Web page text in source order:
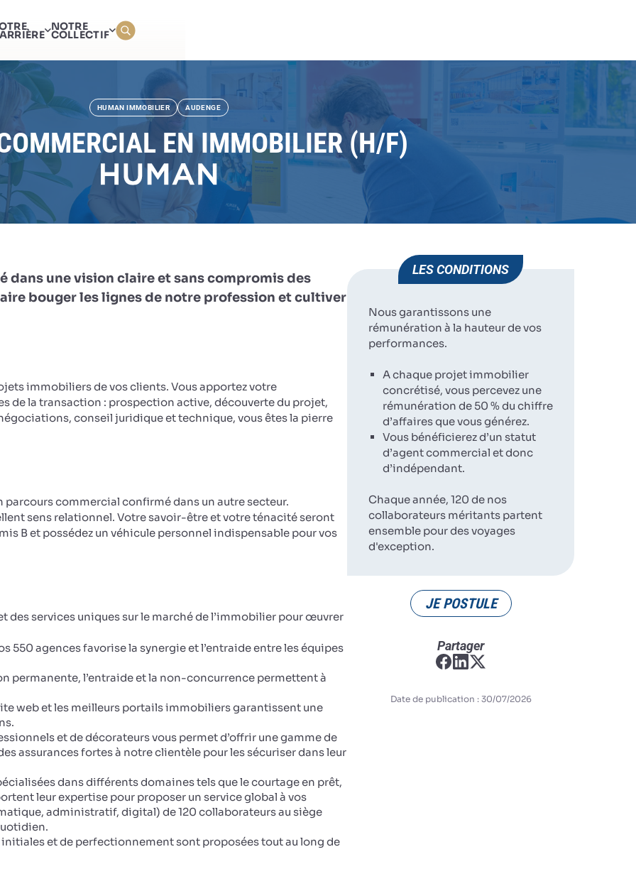
NOTRE
COLLECTIF
HUMAN IMMOBILIER AUDENGE
EN IMMOBILIER (H/F)
dans une vision claire et sans compromis des
bouger les lignes de notre profession et cultiver
immobiliers de vos clients. Vous apportez votre
de la transaction : prospection active, découverte du projet,
conseil juridique et technique, vous êtes la pierre
parcours commercial confirmé dans un autre secteur.
sens relationnel. Votre savoir-être et votre ténacité seront
B et possédez un véhicule personnel indispensable pour vos
des services uniques sur le marché de l’immobilier pour œuvrer
550 agences favorise la synergie et l’entraide entre les équipes
permanente, l’entraide et la non-concurrence permettent à
web et les meilleurs portails immobiliers garantissent une
et de décorateurs vous permet d’offrir une gamme de
assurances fortes à notre clientèle pour les sécuriser dans leur
dans différents domaines tels que le courtage en prêt,
leur expertise pour proposer un service global à vos
administratif, digital) de 120 collaborateurs au siège
et de perfectionnement sont proposées tout au long de
LES CONDITIONS
Nous garantissons une
rémunération à la hauteur de vos
performances.
A chaque projet immobilier
concrétisé, vous percevez une
rémunération de 50 % du chiffre
d’affaires que vous générez.
Vous bénéficierez d’un statut
d’agent commercial et donc
d’indépendant.
Chaque année, 120 de nos
collaborateurs méritants partent
ensemble pour des voyages
d'exception.
JE POSTULE
Partager
Date de publication : 30/07/2026